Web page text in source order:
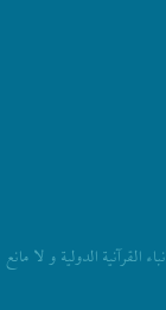
الدولیة و لا مانع